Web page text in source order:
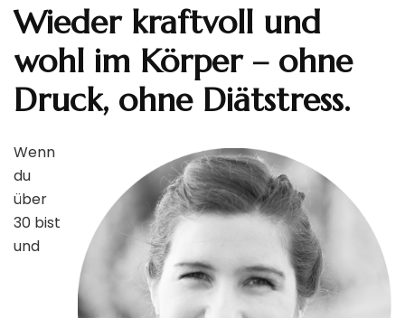
Wieder kraftvoll und
wohl im Körper – ohne
Druck, ohne Diätstress.
Wenn
du
über
30 bist
und